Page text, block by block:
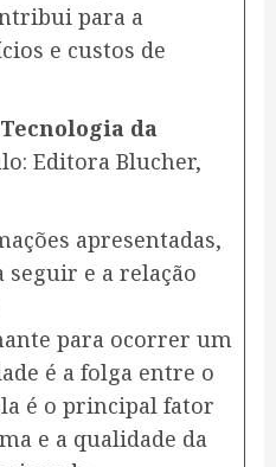
para a
e custos de
Tecnologia da
Editora Blucher,
apresentadas,
seguir e a relação
para ocorrer um
é a folga entre o
é o principal fator
e a qualidade da